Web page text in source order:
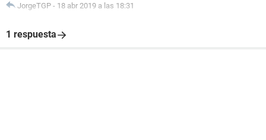
JorgeTGP - 18 abr 2019 a las 18:31
1 respuesta